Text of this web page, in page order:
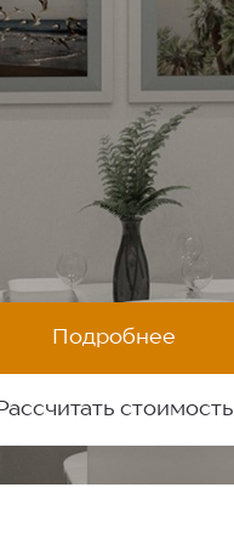
Подробнее
Рассчитать стоимость